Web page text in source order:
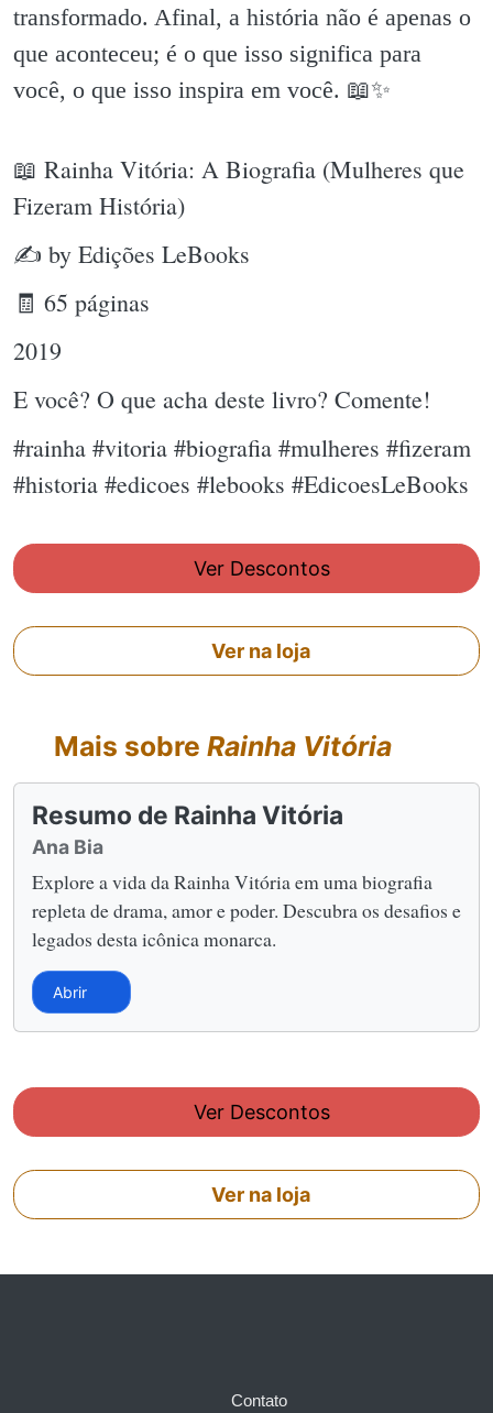
transformado. Afinal, a história não é apenas o
que aconteceu; é o que isso significa para
você, o que isso inspira em você. 📖✨️
📖 Rainha Vitória: A Biografia (Mulheres que
Fizeram História)
✍ by Edições LeBooks
🧾 65 páginas
2019
E você? O que acha deste livro? Comente!
#rainha #vitoria #biografia #mulheres #fizeram
#historia #edicoes #lebooks #EdicoesLeBooks
Ver Descontos
Ver na loja
Mais sobre Rainha Vitória
Resumo de Rainha Vitória
Ana Bia
Explore a vida da Rainha Vitória em uma biografia
repleta de drama, amor e poder. Descubra os desafios e
legados desta icônica monarca.
Abrir
Ver Descontos
Ver na loja
Contato